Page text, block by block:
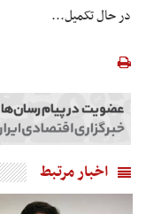
در حال تکمیل...
اخبار مرتبط